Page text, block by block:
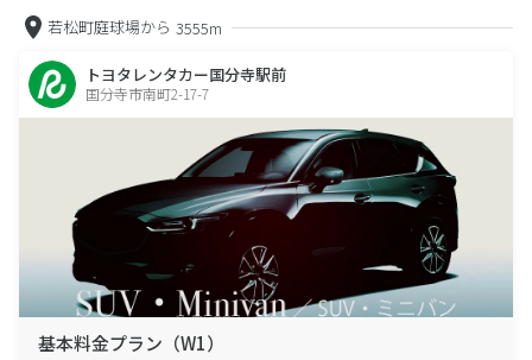
若松町庭球場から 3555m
トヨタレンタカー国分寺駅前
国分寺市南町2-17-7
基本料金プラン（W1）